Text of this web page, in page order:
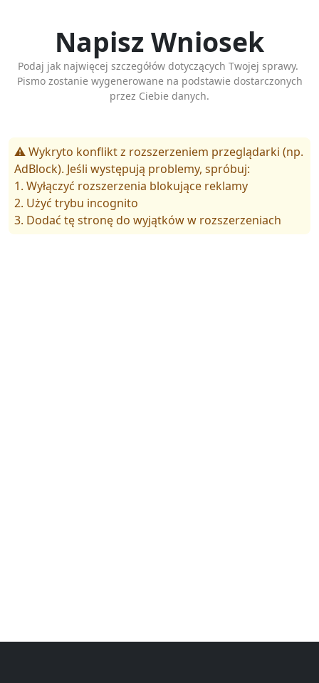
Napisz Wniosek
Podaj jak najwięcej szczegółów dotyczących Twojej sprawy.
Pismo zostanie wygenerowane na podstawie dostarczonych
przez Ciebie danych.
⚠️ Wykryto konflikt z rozszerzeniem przeglądarki (np.
AdBlock). Jeśli występują problemy, spróbuj:
1. Wyłączyć rozszerzenia blokujące reklamy
2. Użyć trybu incognito
3. Dodać tę stronę do wyjątków w rozszerzeniach